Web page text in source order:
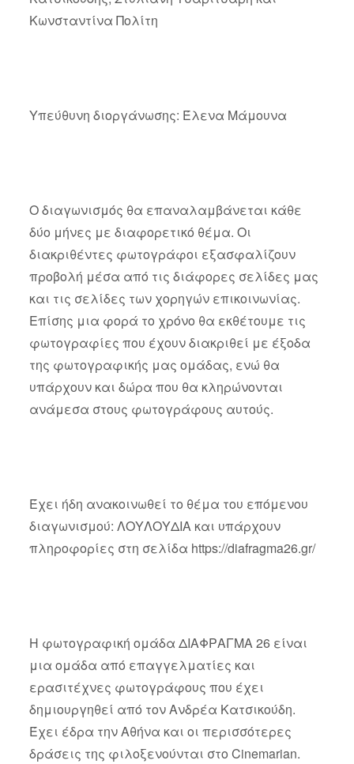
Κωνσταντίνα Πολίτη
Υπεύθυνη διοργάνωσης: Έλενα Μάμουνα
Ο διαγωνισμός θα επαναλαμβάνεται κάθε
δύο μήνες με διαφορετικό θέμα. Οι
διακριθέντες φωτογράφοι εξασφαλίζουν
προβολή μέσα από τις διάφορες σελίδες μας
και τις σελίδες των χορηγών επικοινωνίας.
Επίσης μια φορά το χρόνο θα εκθέτουμε τις
φωτογραφίες που έχουν διακριθεί με έξοδα
της φωτογραφικής μας ομάδας, ενώ θα
υπάρχουν και δώρα που θα κληρώνονται
ανάμεσα στους φωτογράφους αυτούς.
Έχει ήδη ανακοινωθεί το θέμα του επόμενου
διαγωνισμού: ΛΟΥΛΟΥΔΙΑ και υπάρχουν
πληροφορίες στη σελίδα https://diafragma26.gr/
Η φωτογραφική ομάδα ΔΙΑΦΡΑΓΜΑ 26 είναι
μια ομάδα από επαγγελματίες και
ερασιτέχνες φωτογράφους που έχει
δημιουργηθεί από τον Ανδρέα Κατσικούδη.
Έχει έδρα την Αθήνα και οι περισσότερες
δράσεις της φιλοξενούνται στο Cinemarian.